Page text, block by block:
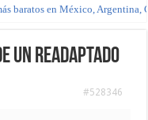
baratos en México, Argentina,
un readaptado
#528346